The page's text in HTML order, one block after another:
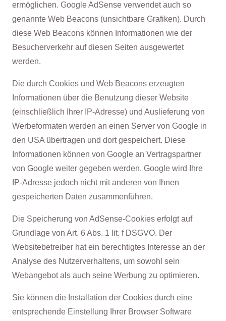
ermöglichen. Google AdSense verwendet auch so
genannte Web Beacons (unsichtbare Grafiken). Durch
diese Web Beacons können Informationen wie der
Besucherverkehr auf diesen Seiten ausgewertet
werden.
Die durch Cookies und Web Beacons erzeugten
Informationen über die Benutzung dieser Website
(einschließlich Ihrer IP-Adresse) und Auslieferung von
Werbeformaten werden an einen Server von Google in
den USA übertragen und dort gespeichert. Diese
Informationen können von Google an Vertragspartner
von Google weiter gegeben werden. Google wird Ihre
IP-Adresse jedoch nicht mit anderen von Ihnen
gespeicherten Daten zusammenführen.
Die Speicherung von AdSense-Cookies erfolgt auf
Grundlage von Art. 6 Abs. 1 lit. f DSGVO. Der
Websitebetreiber hat ein berechtigtes Interesse an der
Analyse des Nutzerverhaltens, um sowohl sein
Webangebot als auch seine Werbung zu optimieren.
Sie können die Installation der Cookies durch eine
entsprechende Einstellung Ihrer Browser Software